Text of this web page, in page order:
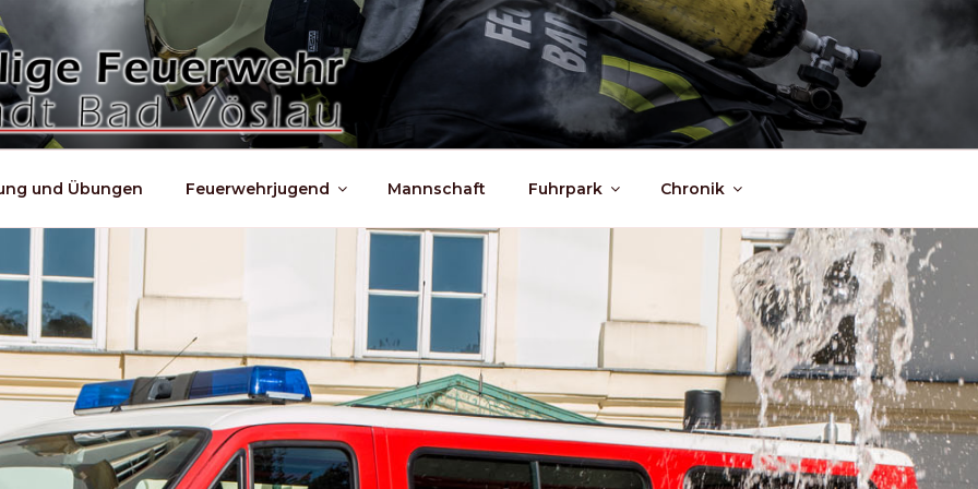
und Übungen Feuerwehrjugend Mannschaft Fuhrpark Chronik